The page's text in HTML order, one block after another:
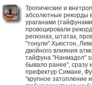
Тропические и
абсолютные рекорды
ураганами
провоцировали
регионах, штатах,
"тонули" Хьюстон,
двойного влияния
тайфуна "Нанмадол"
бывало ранее", сразу
префектур Симане,
"крупное затопление